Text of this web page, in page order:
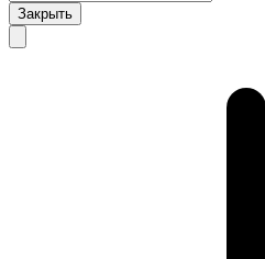
Закрыть